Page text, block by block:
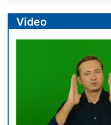
Video